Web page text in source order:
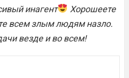
инагент
Хорошеете
всем злым людям назло.
везде и во всем!